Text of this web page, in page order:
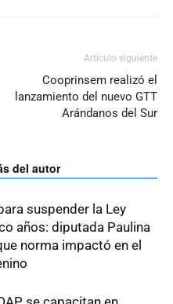
Artículo siguiente
Cooprinsem realizó el
lanzamiento del nuevo GTT
Arándanos del Sur
del autor
suspender la Ley
años: diputada Paulina
norma impactó en el